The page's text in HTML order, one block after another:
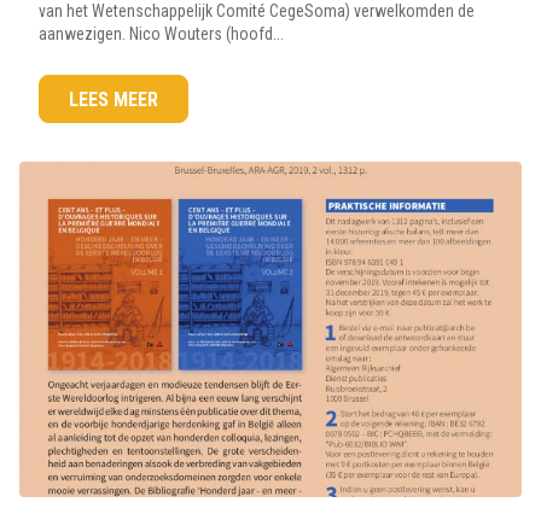
van het Wetenschappelijk Comité CegeSoma) verwelkomden de
aanwezigen. Nico Wouters (hoofd...
LEES MEER